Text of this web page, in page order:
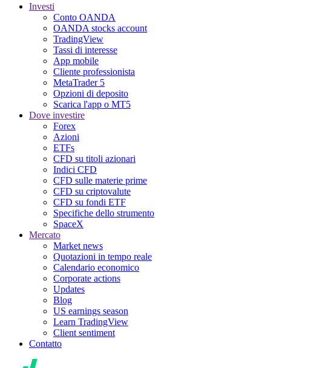
Investi
Conto OANDA
OANDA stocks account
TradingView
Tassi di interesse
App mobile
Cliente professionista
MetaTrader 5
Opzioni di deposito
Scarica l'app o MT5
Dove investire
Forex
Azioni
ETFs
CFD su titoli azionari
Indici CFD
CFD sulle materie prime
CFD su criptovalute
CFD su fondi ETF
Specifiche dello strumento
SpaceX
Mercato
Market news
Quotazioni in tempo reale
Calendario economico
Corporate actions
Updates
Blog
US earnings season
Learn TradingView
Client sentiment
Contatto